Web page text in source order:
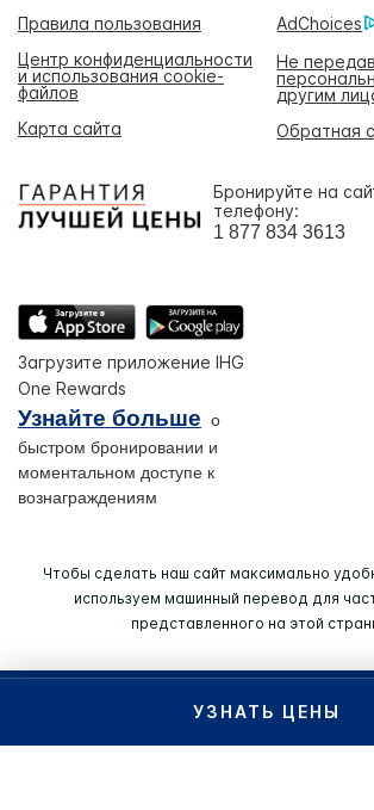
УЗНАТЬ ЦЕНЫ
Правила пользования
AdChoices
Центр конфиденциальности
и использования cookie-
файлов
Не
другим
Карта сайта
Обратная
Бронируйте на
телефону:
1 877 834 3613
Загрузите приложение IHG
One Rewards
Узнайте больше о
быстром бронировании и
моментальном доступе к
вознаграждениям
Чтобы сделать наш сайт максимально
используем машинный перевод для
представленного на этой
© 2026 IHG. Все права сохранены